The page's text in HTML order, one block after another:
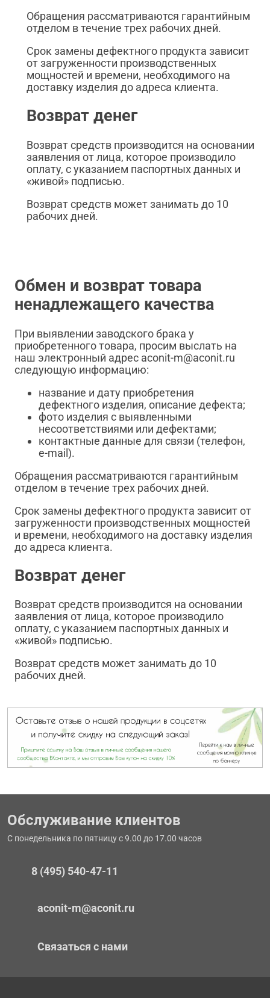
Обращения рассматриваются гарантийным
отделом в течение трех рабочих дней.
Срок замены дефектного продукта зависит
от загруженности производственных
мощностей и времени, необходимого на
доставку изделия до адреса клиента.
Возврат денег
Возврат средств производится на основании
заявления от лица, которое производило
оплату, с указанием паспортных данных и
«живой» подписью.
Возврат средств может занимать до 10
рабочих дней.
Обмен и возврат товара
ненадлежащего качества
При выявлении заводского брака у
приобретенного товара, просим выслать на
наш электронный адрес aconit-m@aconit.ru
следующую информацию:
название и дату приобретения
дефектного изделия, описание дефекта;
фото изделия с выявленными
несоответствиями или дефектами;
контактные данные для связи (телефон,
e-mail).
Обращения рассматриваются гарантийным
отделом в течение трех рабочих дней.
Срок замены дефектного продукта зависит от
загруженности производственных мощностей
и времени, необходимого на доставку изделия
до адреса клиента.
Возврат денег
Возврат средств производится на основании
заявления от лица, которое производило
оплату, с указанием паспортных данных и
«живой» подписью.
Возврат средств может занимать до 10
рабочих дней.
Обслуживание клиентов
С понедельника по пятницу с 9.00 до 17.00 часов
8 (495) 540-47-11
aconit-m@aconit.ru
Связаться с нами